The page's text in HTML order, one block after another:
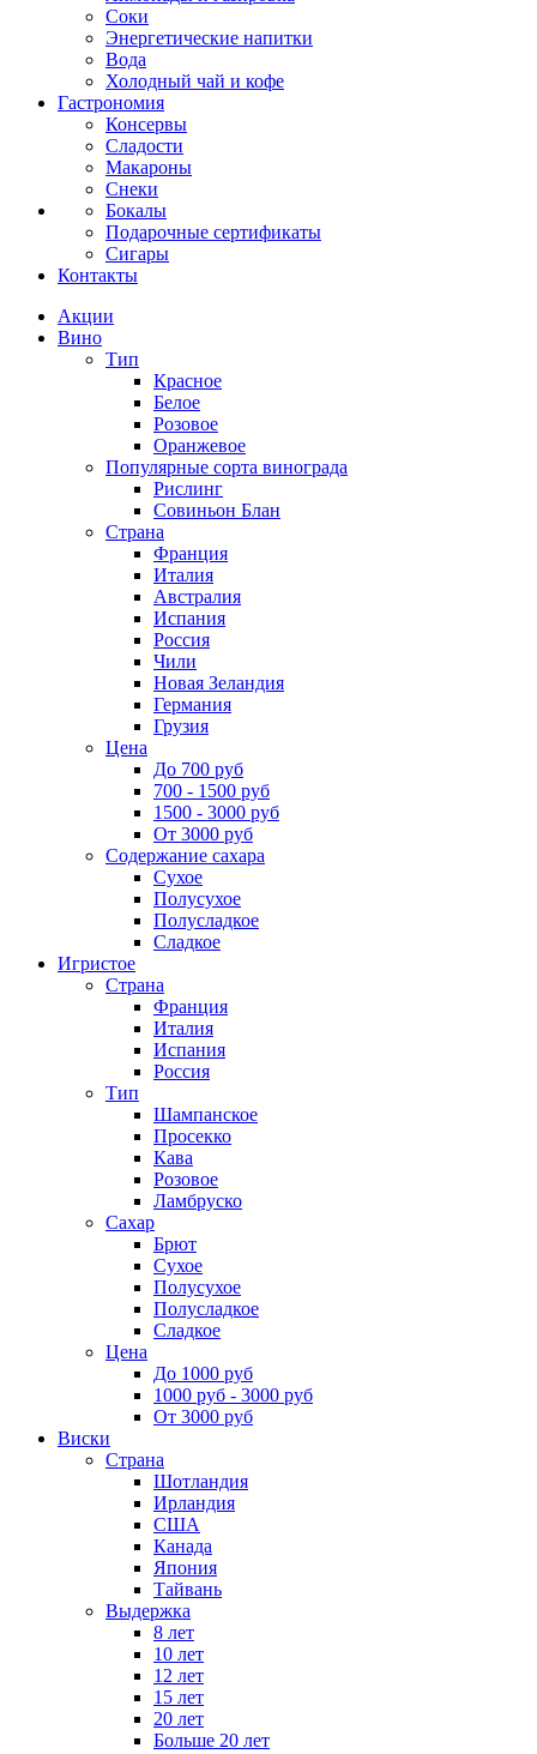
Соки
Энергетические напитки
Вода
Холодный чай и кофе
Гастрономия
Консервы
Сладости
Макароны
Снеки
Бокалы
Подарочные сертификаты
Сигары
Контакты
Акции
Вино
Тип
Красное
Белое
Розовое
Оранжевое
Популярные сорта винограда
Рислинг
Совиньон Блан
Страна
Франция
Италия
Австралия
Испания
Россия
Чили
Новая Зеландия
Германия
Грузия
Цена
До 700 руб
700 - 1500 руб
1500 - 3000 руб
От 3000 руб
Содержание сахара
Сухое
Полусухое
Полусладкое
Сладкое
Игристое
Страна
Франция
Италия
Испания
Россия
Тип
Шампанское
Просекко
Кава
Розовое
Ламбруско
Сахар
Брют
Сухое
Полусухое
Полусладкое
Сладкое
Цена
До 1000 руб
1000 руб - 3000 руб
От 3000 руб
Виски
Страна
Шотландия
Ирландия
США
Канада
Япония
Тайвань
Выдержка
8 лет
10 лет
12 лет
15 лет
20 лет
Больше 20 лет